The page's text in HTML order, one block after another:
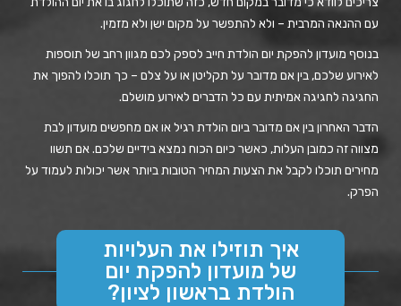
עם ההנאה המרבית – ולא להתפשר על מקום ישן ולא מזמין.
בנוסף מועדון להפקת יום הולדת חייב לספק לכם מגוון רחב של תוספות
לאירוע שלכם, בין אם מדובר על תקליטן או על צלם – כך תוכלו להפוך את
החגיגה לחגיגה אמיתית עם כל הדברים לאירוע מושלם.
הדבר האחרון בין אם מדובר ביום הולדת רגיל או אם מחפשים מועדון לבת
מצווה זה כמובן העלות, כאשר כיום הכוח נמצא בידיים שלכם. אם תשוו
מחירים תוכלו לקבל את הצעות המחיר הטובות ביותר אשר יכולות לעמוד על
הפרק.
איך תוזילו את העלויות
של מועדון להפקת יום
הולדת בראשון לציון?